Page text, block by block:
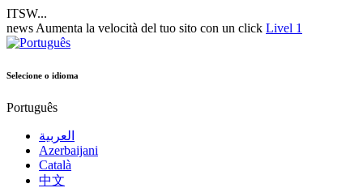
ITSW...
news Aumenta la velocità del tuo sito con un click Livel 1
Selecione o idioma
Português
العربية
Azerbaijani
Català
中文